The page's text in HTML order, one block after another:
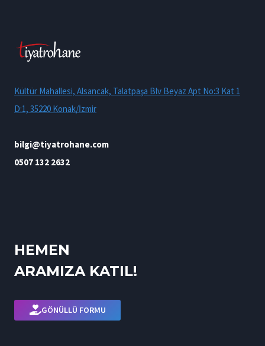
Kültür Mahallesi, Alsancak, Talatpaşa Blv Beyaz Apt No:3 Kat 1
D:1, 35220 Konak/İzmir
bilgi@tiyatrohane.com
0507 132 2632
HEMEN
ARAMIZA KATIL!
GÖNÜLLÜ FORMU